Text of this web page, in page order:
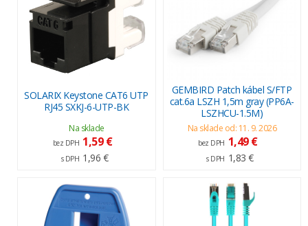
SOLARIX Keystone CAT6 UTP
RJ45 SXKJ-6-UTP-BK
Na sklade
bez DPH 1,59 €
s DPH 1,96 €
GEMBIRD Patch kábel S/FTP
cat.6a LSZH 1,5m gray (PP6A-
LSZHCU-1.5M)
Na sklade od: 11. 9. 2026
bez DPH 1,49 €
s DPH 1,83 €